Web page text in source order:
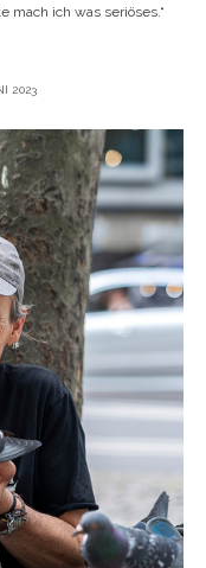
mach ich was seriöses.“
2023